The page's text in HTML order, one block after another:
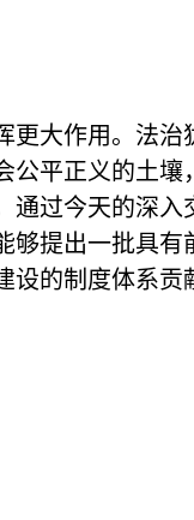
更大作用。法治
公平正义的土壤
通过今天的深入
够提出一批具有
设的制度体系贡